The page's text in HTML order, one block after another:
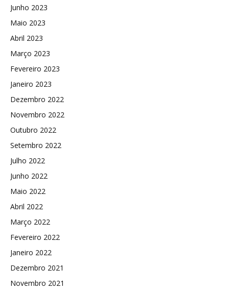
Junho 2023
Maio 2023
Abril 2023
Março 2023
Fevereiro 2023
Janeiro 2023
Dezembro 2022
Novembro 2022
Outubro 2022
Setembro 2022
Julho 2022
Junho 2022
Maio 2022
Abril 2022
Março 2022
Fevereiro 2022
Janeiro 2022
Dezembro 2021
Novembro 2021